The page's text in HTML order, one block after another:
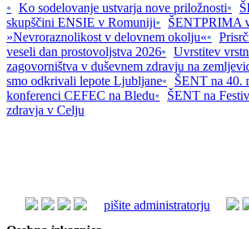
• Ko sodelovanje ustvarja nove priložnosti•
skupščini ENSIE v Romuniji•
ŠENTPRIMA
»Nevroraznolikost v delovnem okolju«•
veseli dan prostovoljstva 2026• Uvrstitev
zagovorništva v duševnem zdravju na
smo odkrivali lepote Ljubljane•
ŠENT na 40.
konferenci CEFEC na Bledu•
ŠENT na
zdravja v Celju
pišite administratorju